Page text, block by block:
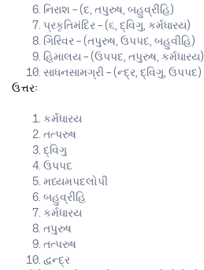
નિરાશ – (દ, તપુરુષ, બહુવ્રીહિ)
પ્રકૃતિમંદિર – (૬, દ્વિગુ, કર્મધારય)
ગિરિવર – (તપુરુષ, ઉપપદ, બહુવીહિ)
હિમાલય – (ઉપપદ, તપુરુષ, કર્મધારય)
સાધનસામગ્રી – (ન્દ્ર, દ્વિગુ, ઉપપદ)
ઉત્તરઃ
કર્મધારય
તત્પરુષ
દ્વિગુ
ઉપપદ
મધ્યમપદલોપી
બહુવ્રીહિ
કર્મધારય
તપુરુષ
તત્પરુષ
દ્વન્દ્ર